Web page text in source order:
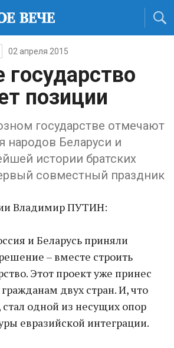
02 апреля 2015
позиции
государстве отмечают
народов Беларуси и
истории братских
совместный праздник
Владимир ПУТИН:
и Беларусь приняли
– вместе строить
Этот проект уже принес
двух стран. И, что
одной из несущих опор
евразийской интеграции.